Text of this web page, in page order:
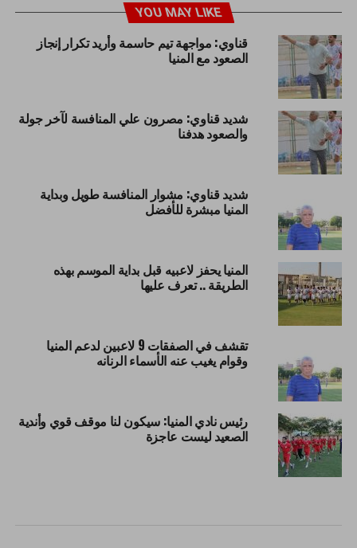
YOU MAY LIKE
قناوي: مواجهة تيم حاسمة وأريد تكرار إنجاز
الصعود مع المنيا
شديد قناوي: مصرون علي المنافسة لآخر جولة
والصعود هدفنا
شديد قناوي: مشوار المنافسة طويل وبداية
المنيا مبشرة للأفضل
المنيا يحفز لاعبيه قبل بداية الموسم بهذه
الطريقة .. تعرف عليها
تقشف في الصفقات 9 لاعبين لدعم المنيا
وقوام يغيب عنه الأسماء الرنانه
رئيس نادي المنيا: سيكون لنا موقف قوي وأندية
الصعيد ليست عاجزة